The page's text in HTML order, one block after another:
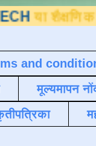
ब्लॉगवर
and
मूल्यमापन